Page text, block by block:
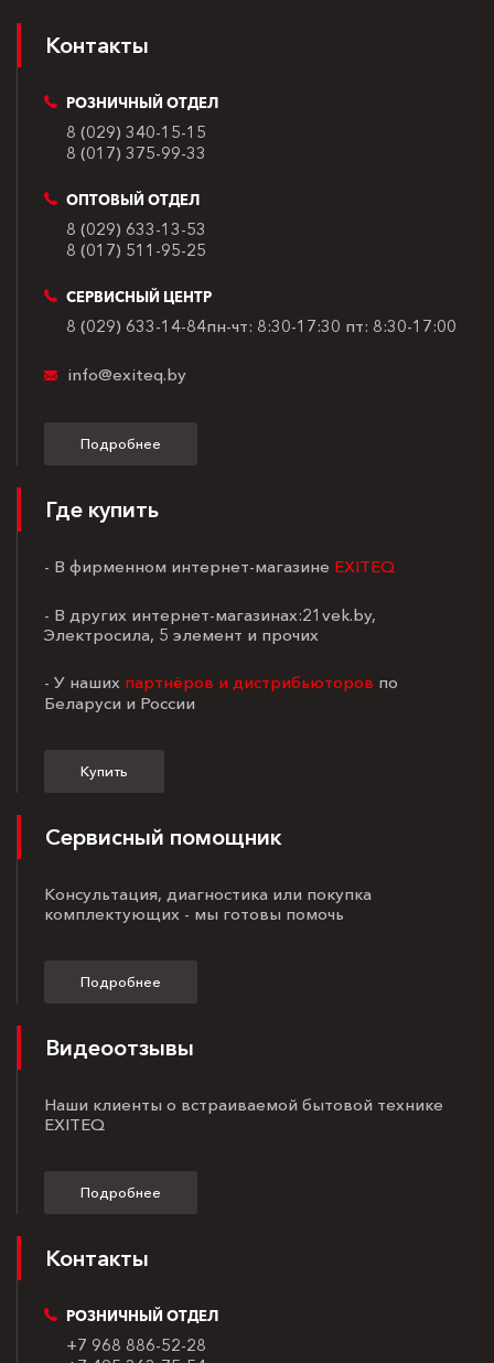
Контакты
РОЗНИЧНЫЙ ОТДЕЛ
8 (029) 340-15-15
8 (017) 375-99-33
ОПТОВЫЙ ОТДЕЛ
8 (029) 633-13-53
8 (017) 511-95-25
СЕРВИСНЫЙ ЦЕНТР
8 (029) 633-14-84пн-чт: 8:30-17:30 пт: 8:30-17:00
info@exiteq.by
Подробнее
Где купить
- В фирменном интернет-магазине EXITEQ
- В других интернет-магазинах:21vek.by,
Электросила, 5 элемент и прочих
- У наших партнёров и дистрибьюторов по
Беларуси и России
Купить
Сервисный помощник
Консультация, диагностика или покупка
комплектующих - мы готовы помочь
Подробнее
Видеоотзывы
Наши клиенты о встраиваемой бытовой технике
EXITEQ
Подробнее
Контакты
РОЗНИЧНЫЙ ОТДЕЛ
+7 968 886-52-28